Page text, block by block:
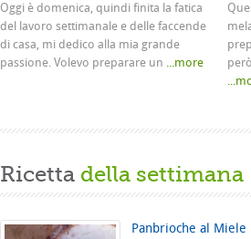
Oggi è domenica, quindi finita la fatica
del lavoro settimanale e delle faccende
di casa, mi dedico alla mia grande
passione. Volevo preparare un ...more
Ricetta della settimana
Panbrioche al Miele